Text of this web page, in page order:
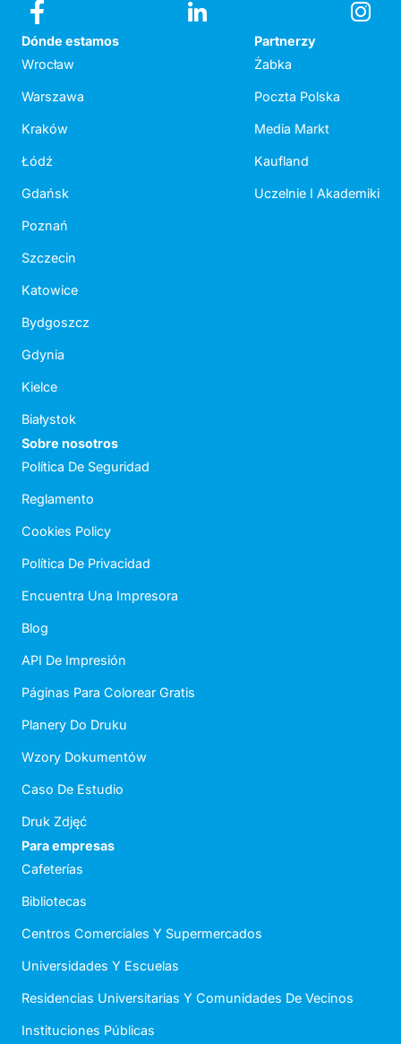
Dónde estamos
Wrocław
Warszawa
Kraków
Łódź
Gdańsk
Poznań
Szczecin
Katowice
Bydgoszcz
Gdynia
Kielce
Białystok
Partnerzy
Żabka
Poczta Polska
Media Markt
Kaufland
Uczelnie I Akademiki
Sobre nosotros
Política De Seguridad
Reglamento
Cookies Policy
Política De Privacidad
Encuentra Una Impresora
Blog
API De Impresión
Páginas Para Colorear Gratis
Planery Do Druku
Wzory Dokumentów
Caso De Estudio
Druk Zdjęć
Para empresas
Cafeterías
Bibliotecas
Centros Comerciales Y Supermercados
Universidades Y Escuelas
Residencias Universitarias Y Comunidades De Vecinos
Instituciones Públicas